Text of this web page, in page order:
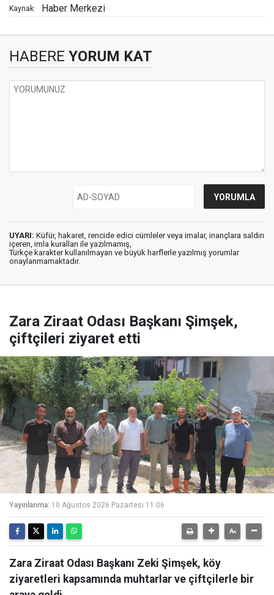
Kaynak: Haber Merkezi
HABERE YORUM KAT
UYARI: Küfür, hakaret, rencide edici cümleler veya imalar, inançlara saldırı
içeren, imla kuralları ile yazılmamış,
Türkçe karakter kullanılmayan ve büyük harflerle yazılmış yorumlar
onaylanmamaktadır.
Zara Ziraat Odası Başkanı Şimşek,
çiftçileri ziyaret etti
Yayınlanma: 10 Ağustos 2026 Pazartesi 11:06
Zara Ziraat Odası Başkanı Zeki Şimşek, köy
ziyaretleri kapsamında muhtarlar ve çiftçilerle bir